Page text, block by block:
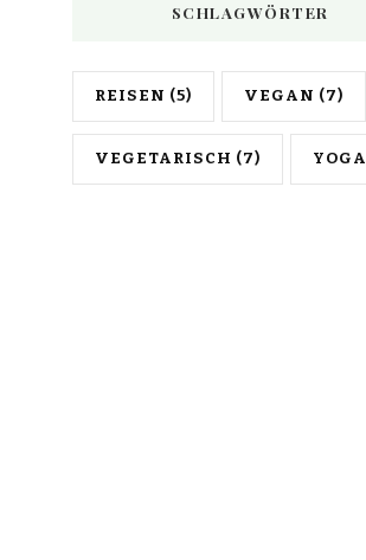
SCHLAGWÖRTER
REISEN (5) VEGAN (7)
VEGETARISCH (7) YOGA